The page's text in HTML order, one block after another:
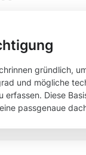
gründlich,
und mögliche
erfassen. Diese
passgenaue